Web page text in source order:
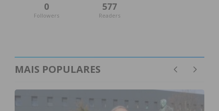
0
Followers
577
Readers
MAIS POPULARES